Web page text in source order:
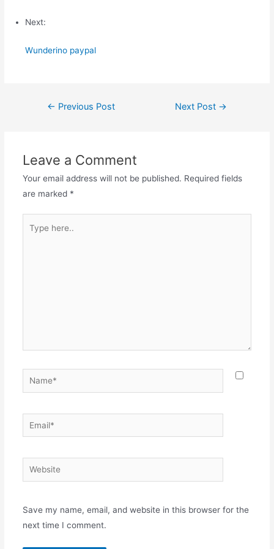
Next:
Wunderino paypal
Post← Previous Post Next Post →
Leave a Comment
Your email address will not be published. Required fields
are marked *
here..
Name*
Email*
Website
Save my name, email, and website in this browser for the
next time I comment.